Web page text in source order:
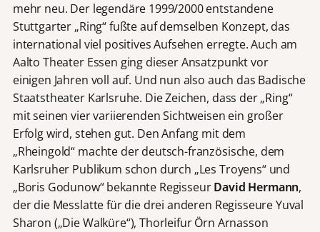
mehr neu. Der legendäre 1999/2000 entstandene
Stuttgarter „Ring“ fußte auf demselben Konzept, das
international viel positives Aufsehen erregte. Auch am
Aalto Theater Essen ging dieser Ansatzpunkt vor
einigen Jahren voll auf. Und nun also auch das Badische
Staatstheater Karlsruhe. Die Zeichen, dass der „Ring“
mit seinen vier variierenden Sichtweisen ein großer
Erfolg wird, stehen gut. Den Anfang mit dem
„Rheingold“ machte der deutsch-französische, dem
Karlsruher Publikum schon durch „Les Troyens“ und
„Boris Godunow“ bekannte RegisseurDavid Hermann,
der die Messlatte für die drei anderen Regisseure Yuval
Sharon („Die Walküre“), Thorleifur Örn Arnasson